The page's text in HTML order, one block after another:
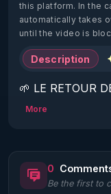
this platform. In the
automatically takes
until the video is
Description
🌱 LE RETOUR
2022)!
https://
🌱 LE MAGAZINE
More
0
Be the first to